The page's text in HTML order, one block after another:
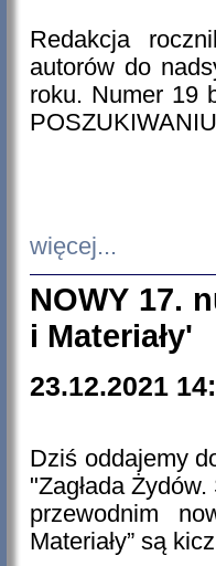
Redakcja
autorów do
roku. Numer 19
więcej...
NOWY 17.
i Materiały'
23.12.2021
Dziś oddajemy
"Zagłada
przewodnim
Materiały” są